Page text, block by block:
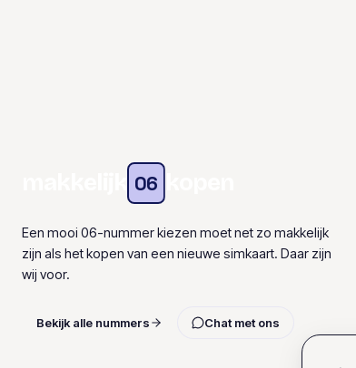
06
Een mooi 06-nummer kiezen moet net zo makkelijk
zijn als het kopen van een nieuwe simkaart. Daar zijn
wij voor.
Bekijk alle nummers Chat met ons